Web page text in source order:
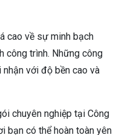
cao về sự minh bạch
công trình. Những công
với độ bền cao và
chuyên nghiệp tại Công
bạn có thể hoàn toàn yên